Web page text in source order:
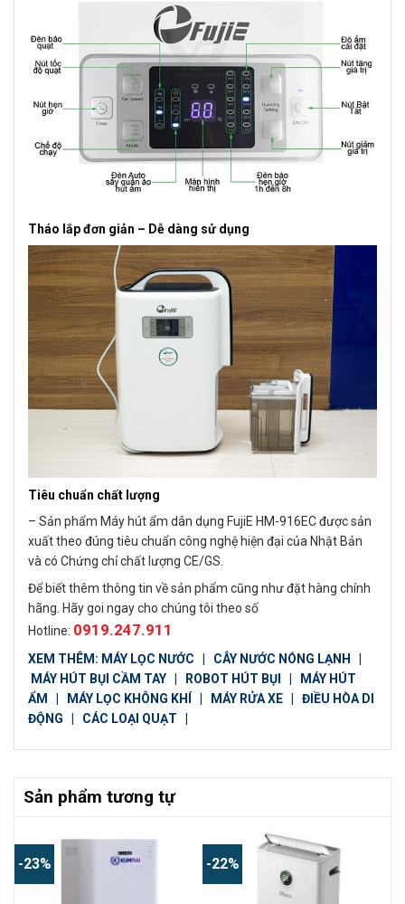
Tháo lắp đơn giản – Dễ dàng sử dụng
Tiêu chuẩn chất lượng
– Sản phẩm Máy hút ẩm dân dụng FujiE HM-916EC được sản
xuất theo đúng tiêu chuẩn công nghệ hiện đại của Nhật Bản
và có Chứng chỉ chất lượng CE/GS.
Để biết thêm thông tin về sản phẩm cũng như đặt hàng chính
hãng. Hãy goi ngay cho chúng tôi theo số
Hotline: 0919.247.911
XEM THÊM: MÁY LỌC NƯỚC CÂY NƯỚC NÓNG LẠNH
MÁY HÚT BỤI CẦM TAY
ROBOT HÚT BỤI
MÁY HÚT
ẨM
MÁY LỌC KHÔNG KHÍ MÁY RỬA XE
ĐIỀU HÒA DI
ĐỘNG
CÁC LOẠI QUẠT
Sản phẩm tương tự
-23% -22%